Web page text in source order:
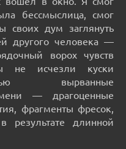
бессмыслица, смог
своих дум заглянуть
человека —
ворох чувств
не исчезли куски
вырванные
— драгоценные
фрагменты фресок,
результате длинной